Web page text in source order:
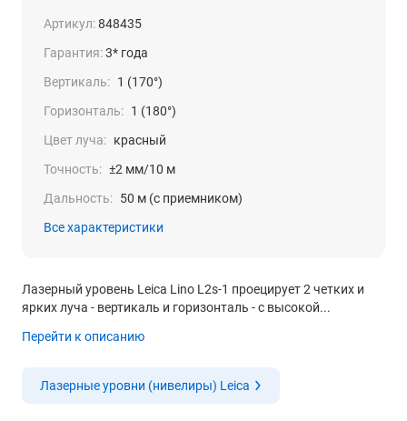
Артикул:848435
Гарантия:3* года
Вертикаль: 1 (170°)
Горизонталь: 1 (180°)
Цвет луча: красный
Точность: ±2 мм/10 м
Дальность: 50 м (с приемником)
Все характеристики
Лазерный уровень Leica Lino L2s-1 проецирует 2 четких и
ярких луча - вертикаль и горизонталь - с высокой...
Перейти к описанию
Лазерные уровни (нивелиры) Leica